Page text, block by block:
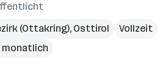
(Ottakring), Osttirol
Vollzeit
monatlich